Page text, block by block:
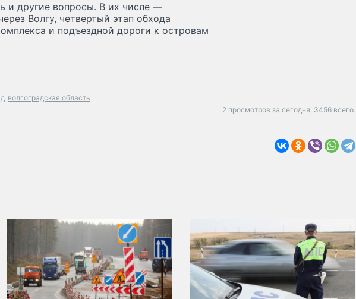
и другие вопросы. В их числе —
Волгу, четвертый этап обхода
и подъездной дороги к островам
волгоградская область
2 просмотров за сегодня, 3456 всего.